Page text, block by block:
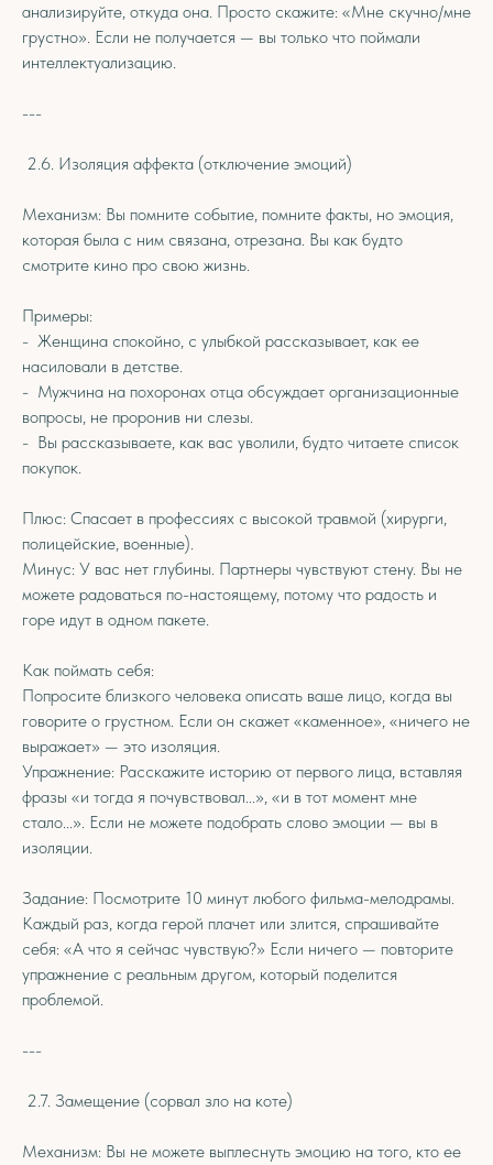
анализируйте, откуда она. Просто скажите: «Мне скучно/мне
грустно». Если не получается — вы только что поймали
интеллектуализацию.
---
2.6. Изоляция аффекта (отключение эмоций)
Механизм: Вы помните событие, помните факты, но эмоция,
которая была с ним связана, отрезана. Вы как будто
смотрите кино про свою жизнь.
Примеры:
- Женщина спокойно, с улыбкой рассказывает, как ее
насиловали в детстве.
- Мужчина на похоронах отца обсуждает организационные
вопросы, не проронив ни слезы.
- Вы рассказываете, как вас уволили, будто читаете список
покупок.
Плюс: Спасает в профессиях с высокой травмой (хирурги,
полицейские, военные).
Минус: У вас нет глубины. Партнеры чувствуют стену. Вы не
можете радоваться по-настоящему, потому что радость и
горе идут в одном пакете.
Как поймать себя:
Попросите близкого человека описать ваше лицо, когда вы
говорите о грустном. Если он скажет «каменное», «ничего не
выражает» — это изоляция.
Упражнение: Расскажите историю от первого лица, вставляя
фразы «и тогда я почувствовал...», «и в тот момент мне
стало...». Если не можете подобрать слово эмоции — вы в
изоляции.
Задание: Посмотрите 10 минут любого фильма-мелодрамы.
Каждый раз, когда герой плачет или злится, спрашивайте
себя: «А что я сейчас чувствую?» Если ничего — повторите
упражнение с реальным другом, который поделится
проблемой.
---
2.7. Замещение (сорвал зло на коте)
Механизм: Вы не можете выплеснуть эмоцию на того, кто ее